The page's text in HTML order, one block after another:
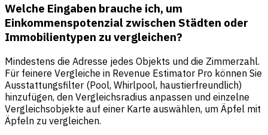
Welche Eingaben brauche ich, um
Einkommenspotenzial zwischen Städten oder
Immobilientypen zu vergleichen?
Mindestens die Adresse jedes Objekts und die Zimmerzahl.
Für feinere Vergleiche in Revenue Estimator Pro können Sie
Ausstattungsfilter (Pool, Whirlpool, haustierfreundlich)
hinzufügen, den Vergleichsradius anpassen und einzelne
Vergleichsobjekte auf einer Karte auswählen, um Äpfel mit
Äpfeln zu vergleichen.